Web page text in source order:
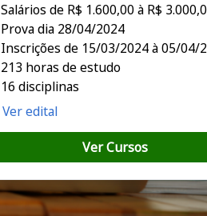
Salários de R$ 1.600,00 à R$
Prova dia 28/04/2024
Inscrições de 15/03/2024 à 05/04/
213 horas de estudo
16 disciplinas
Ver edital
Ver Cursos